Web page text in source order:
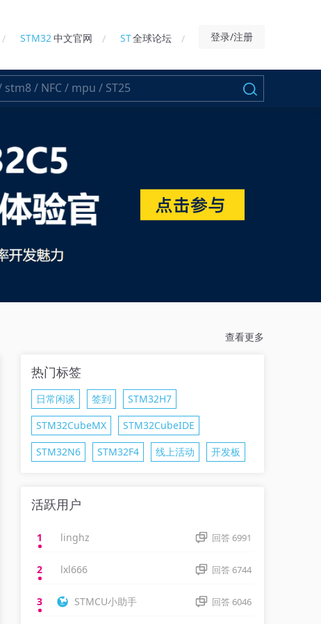
STM32中文官网 ST全球论坛 登录/注册
查看更多
热门标签
日常闲谈 签到
STM32H7
STM32CubeMX
STM32CubeIDE
STM32N6
STM32F4 线上活动
开发板
活跃用户
1 linghz 回答6991
2 lxl666 回答6744
3 STMCU小助手 回答6046